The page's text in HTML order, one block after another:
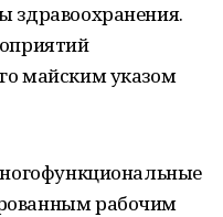
здравоохранения.
майским указом
рабочим